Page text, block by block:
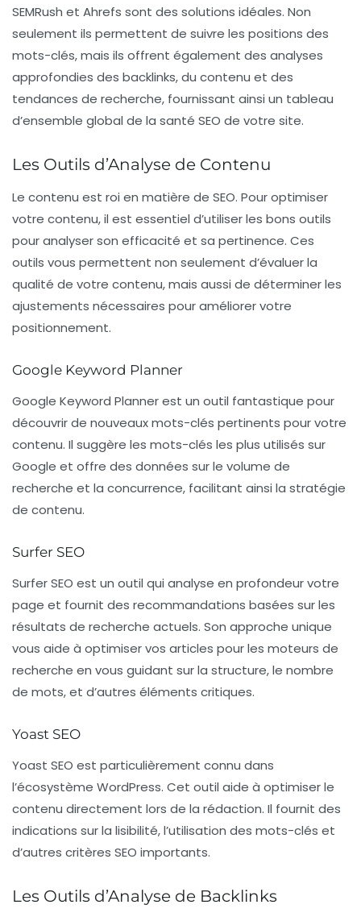
SEMRush et Ahrefs sont des solutions idéales. Non
seulement ils permettent de suivre les positions des
mots-clés, mais ils offrent également des analyses
approfondies des backlinks, du contenu et des
tendances de recherche, fournissant ainsi un tableau
d’ensemble global de la santé SEO de votre site.
Les Outils d’Analyse de Contenu
Le contenu est roi en matière de SEO. Pour optimiser
votre contenu, il est essentiel d’utiliser les bons outils
pour analyser son efficacité et sa pertinence. Ces
outils vous permettent non seulement d’évaluer la
qualité de votre contenu, mais aussi de déterminer les
ajustements nécessaires pour améliorer votre
positionnement.
Google Keyword Planner
Google Keyword Plannerest un outil fantastique pour
découvrir de nouveaux mots-clés pertinents pour votre
contenu. Il suggère les mots-clés les plus utilisés sur
Google et offre des données sur le volume de
recherche et la concurrence, facilitant ainsi la stratégie
de contenu.
Surfer SEO
Surfer SEO est un outil qui analyse en profondeur votre
page et fournit des recommandations basées sur les
résultats de recherche actuels. Son approche unique
vous aide à optimiser vos articles pour les moteurs de
recherche en vous guidant sur la structure, le nombre
de mots, et d’autres éléments critiques.
Yoast SEO
Yoast SEO est particulièrement connu dans
l’écosystème WordPress. Cet outil aide à optimiser le
contenu directement lors de la rédaction. Il fournit des
indications sur la lisibilité, l’utilisation des mots-clés et
d’autres critères SEO importants.
Les Outils d’Analyse de Backlinks